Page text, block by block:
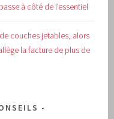
à côté de l’essentiel
couches jetables, alors
la facture de plus de